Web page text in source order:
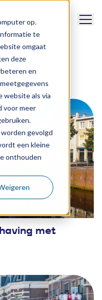
op.
te
omgaat
deze
en
website als via
voor meer
gevolgd
een kleine
onthouden
Support
met